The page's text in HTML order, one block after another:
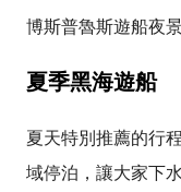
博斯普魯斯遊船夜
夏季黑海遊船
夏天特別推薦的行
域停泊，讓大家下